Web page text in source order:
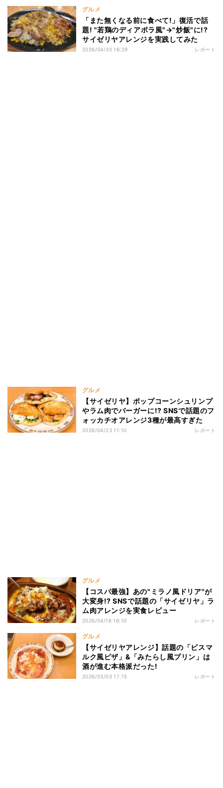
グルメ
「また無くなる前に食べて!」復活で話
題! "若鶏のディアボラ風"→"炒飯"に!?
サイゼリヤアレンジを実践してみた
2026/04/30 16:29 レポート
グルメ
【サイゼリヤ】ポップコーンシュリンプ
やラム肉でバーガーに!? SNSで話題のフ
ォッカチオアレンジ3種が最高すぎた
2026/04/23 11:10 レポート
グルメ
【コスパ最強】あの"ミラノ風ドリア"が
大変身!? SNSで話題の「サイゼリヤ」ラ
ム肉アレンジを実食レビュー
2026/04/16 16:10 レポート
グルメ
【サイゼリヤアレンジ】話題の「ビスマ
ルク風ピザ」&「みたらし風プリン」は
酒が進む本格派だった!
2026/03/03 17:15 レポート